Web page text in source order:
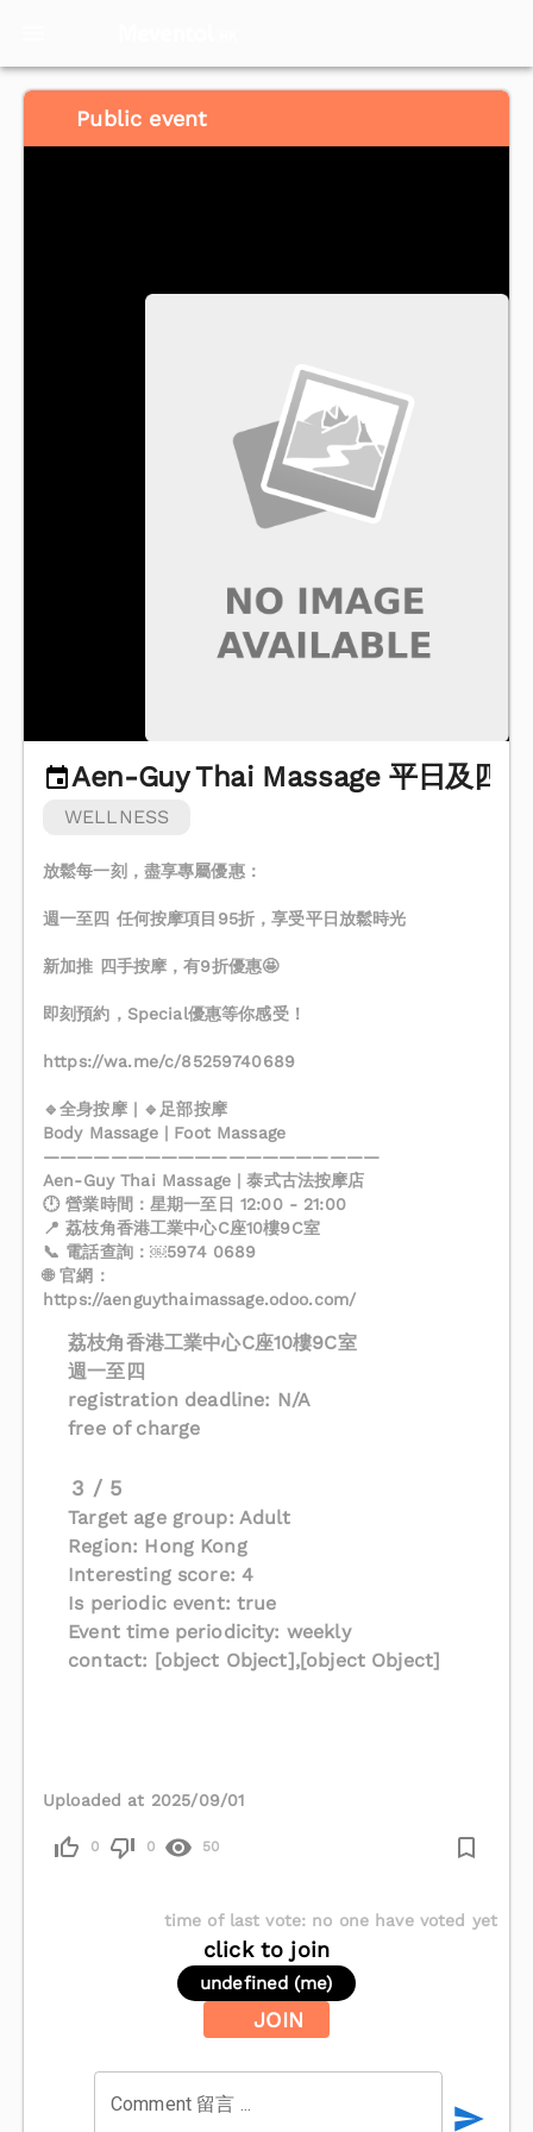
Public event
Aen-Guy Thai Massage 平日及四
WELLNESS
放鬆每一刻，盡享專屬優惠：
週一至四 任何按摩項目95折，享受平日放鬆時光
新加推 四手按摩，有9折優惠🤩
即刻預約，Special優惠等你感受！
https://wa.me/c/85259740689
🔹全身按摩 | 🔹足部按摩
Body Massage | Foot Massage
————————————————————
Aen-Guy Thai Massage | 泰式古法按摩店
🕛 營業時間：星期一至日 12:00 - 21:00
📍 荔枝角香港工業中心C座10樓9C室
📞 電話查詢：￼⁨5974 0689⁩
🌐 官網：
https://aenguythaimassage.odoo.com/
荔枝角香港工業中心C座10樓9C室
週一至四
registration deadline: N/A
free of charge
3 / 5
Target age group: Adult
Region: Hong Kong
Interesting score: 4
Is periodic event: true
Event time periodicity: weekly
contact: [object Object],[object Object]
Uploaded at 2025/09/01
0 0 50
time of last vote: no one have voted yet
click to join
undefined (me)
JOIN
Comment 留言 ...